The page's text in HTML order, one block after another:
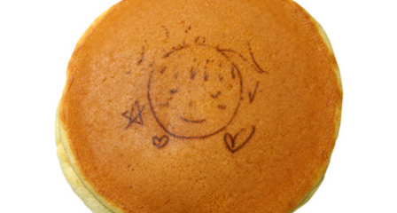
お買い物を続ける